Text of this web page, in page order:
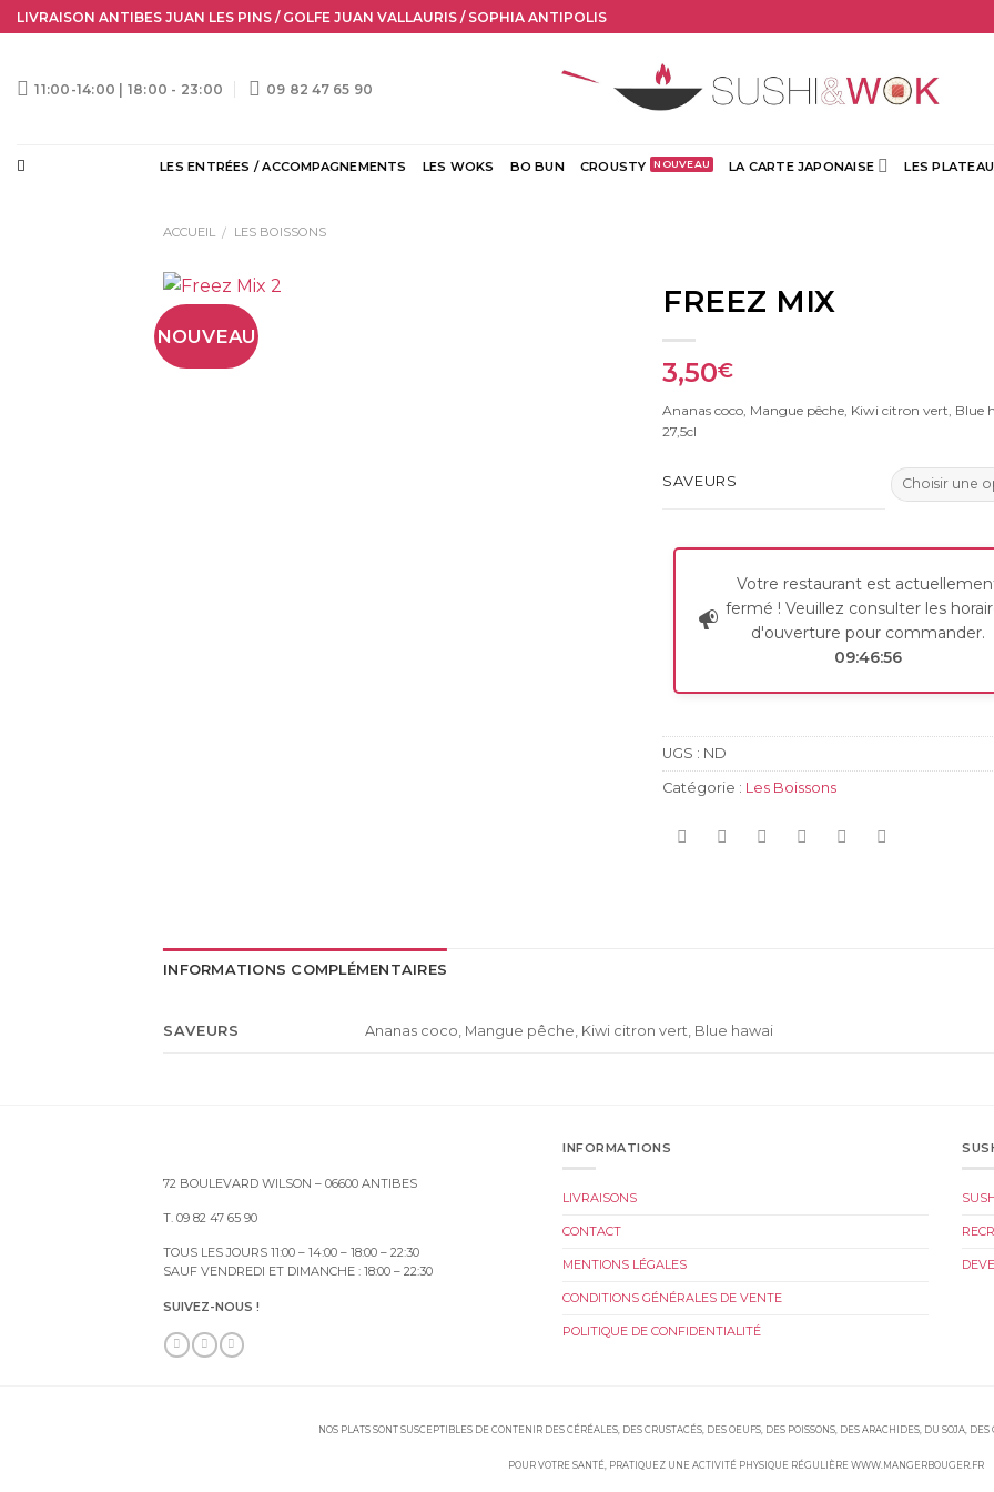
Skip
to
LIVRAISON ANTIBES JUAN LES PINS / GOLFE JUAN VALLAURIS / SOPHIA ANTIPOLIS
11:00-14:00 | 18:00 - 23:00 09 82 47 65 90
LES ENTRÉES / ACCOMPAGNEMENTS LES WOKS BO BUN CROUSTY LA CARTE JAPONAISE LES
ACCUEIL / LES BOISSONS
NOUVEAU
FREEZ MIX
3,50€
Ananas coco, Mangue pêche, Kiwi citron vert, Blue
27,5cl
SAVEURS
Votre restaurant est
fermé ! Veuillez consulter les
d'ouverture pour commander.
09:46:56
UGS : ND
Catégorie : Les Boissons
INFORMATIONS COMPLÉMENTAIRES
SAVEURS Ananas coco, Mangue pêche, Kiwi citron vert, Blue hawai
72 BOULEVARD WILSON – 06600 ANTIBES
T. 09 82 47 65 90
TOUS LES JOURS 11:00 – 14:00 – 18:00 – 22:30
SAUF VENDREDI ET DIMANCHE : 18:00 – 22:30
SUIVEZ-NOUS !
INFORMATIONS
LIVRAISONS
CONTACT
MENTIONS LÉGALES
CONDITIONS GÉNÉRALES DE VENTE
POLITIQUE DE CONFIDENTIALITÉ
NOS PLATS SONT SUSCEPTIBLES DE CONTENIR DES CÉRÉALES, DES CRUSTACÉS, DES OEUFS, DES POISSONS, DES ARACHIDES, DU SOJA,
POUR VOTRE SANTÉ, PRATIQUEZ UNE ACTIVITÉ PHYSIQUE RÉGULIÈRE WWW.MANGERBOUGER.FR